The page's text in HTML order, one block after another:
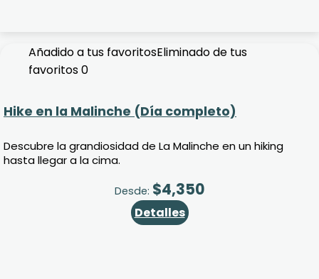
Añadido a tus favoritosEliminado de tus
favoritos0
Hike en la Malinche (Día completo)
Descubre la grandiosidad de La Malinche en un hiking
hasta llegar a la cima.
Desde: $4,350
Detalles